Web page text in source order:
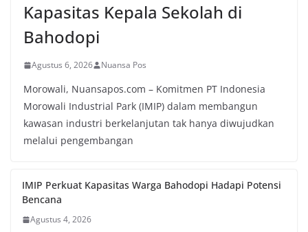
Kapasitas Kepala Sekolah di
Bahodopi
Agustus 6, 2026 Nuansa Pos
Morowali, Nuansapos.com – Komitmen PT Indonesia
Morowali Industrial Park (IMIP) dalam membangun
kawasan industri berkelanjutan tak hanya diwujudkan
melalui pengembangan
IMIP Perkuat Kapasitas Warga Bahodopi Hadapi Potensi
Bencana
Agustus 4, 2026